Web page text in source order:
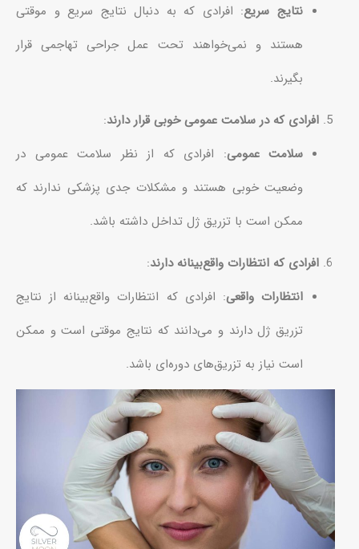
نتایج سریع: افرادی که به دنبال نتایج سریع و موقتی
هستند و نمی‌خواهند تحت عمل جراحی تهاجمی قرار
بگیرند.
افرادی که در سلامت عمومی خوبی قرار دارند:
سلامت عمومی: افرادی که از نظر سلامت عمومی در
وضعیت خوبی هستند و مشکلات جدی پزشکی ندارند که
ممکن است با تزریق ژل تداخل داشته باشد.
افرادی که انتظارات واقع‌بینانه دارند:
انتظارات واقعی: افرادی که انتظارات واقع‌بینانه از نتایج
تزریق ژل دارند و می‌دانند که نتایج موقتی است و ممکن
است نیاز به تزریق‌های دوره‌ای باشد.